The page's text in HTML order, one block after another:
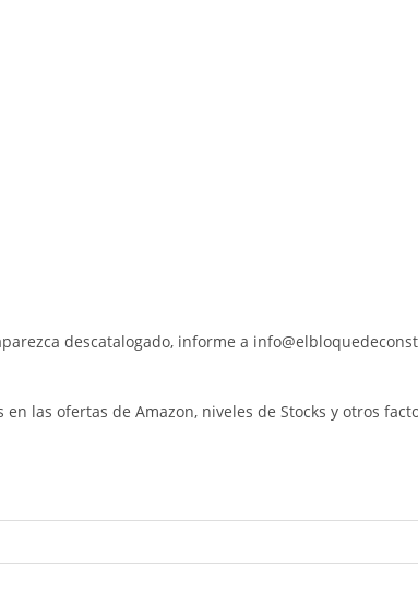
descatalogado, informe a
las ofertas de Amazon, niveles de Stocks y otros